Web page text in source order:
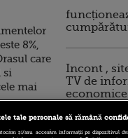
8%,
care
si
mai
Incont ,
TV de
tale personale să rămână
și/sau accesăm informații pe dispozitivul